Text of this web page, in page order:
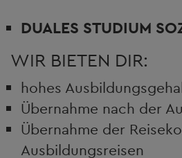
DUALES STUDIUM
WIR BIETEN DIR:
hohes
Übernahme nach der
Übernahme der
Ausbildungsreisen